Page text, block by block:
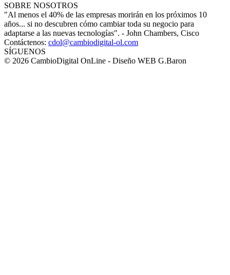
SOBRE NOSOTROS
"Al menos el 40% de las empresas morirán en los próximos 10
años... si no descubren cómo cambiar toda su negocio para
adaptarse a las nuevas tecnologías". - John Chambers, Cisco
Contáctenos: cdol@cambiodigital-ol.com
SÍGUENOS
© 2026 CambioDigital OnLine - Diseño WEB G.Baron